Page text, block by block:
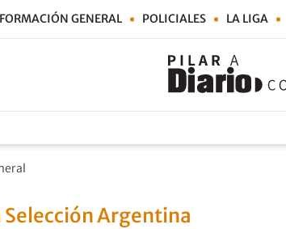
GENERAL POLICIALES LA LIGA
Argentina